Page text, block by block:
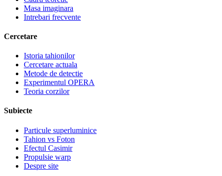
Masa imaginara
Intrebari frecvente
Cercetare
Istoria tahionilor
Cercetare actuala
Metode de detectie
Experimentul OPERA
Teoria corzilor
Subiecte
Particule superluminice
Tahion vs Foton
Efectul Casimir
Propulsie warp
Despre site